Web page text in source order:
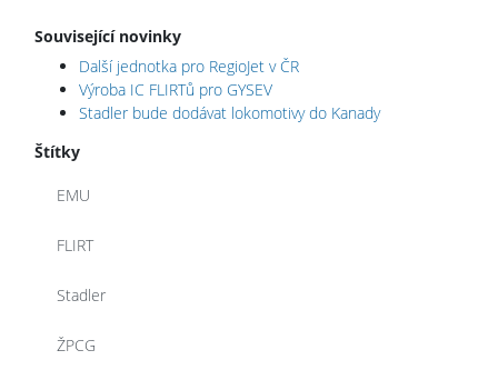
Související novinky
Další jednotka pro RegioJet v ČR
Výroba IC FLIRTů pro GYSEV
Stadler bude dodávat lokomotivy do Kanady
Štítky
EMU
FLIRT
Stadler
ŽPCG